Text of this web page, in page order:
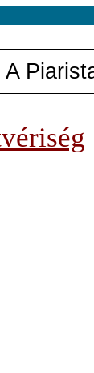
A